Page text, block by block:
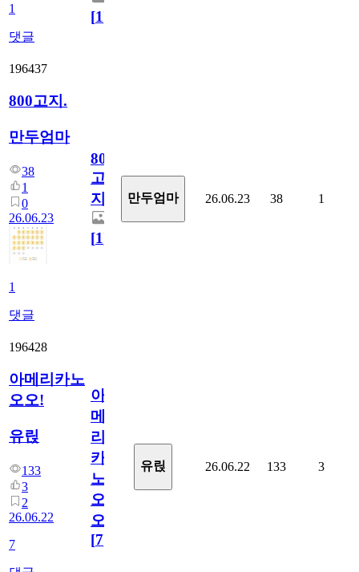
1
댓글
[1]
196437
800고지.
만두엄마
38
1
0
26.06.23
1
댓글
800
고
지.
[1]
만두엄마 26.06.23 38 1
196428
아메리카노
오오!
유릱
133
3
2
26.06.22
7
아
메
리
카
노
오
오!
[7]
유릱 26.06.22 133 3